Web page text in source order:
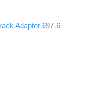
Adapter 697-6